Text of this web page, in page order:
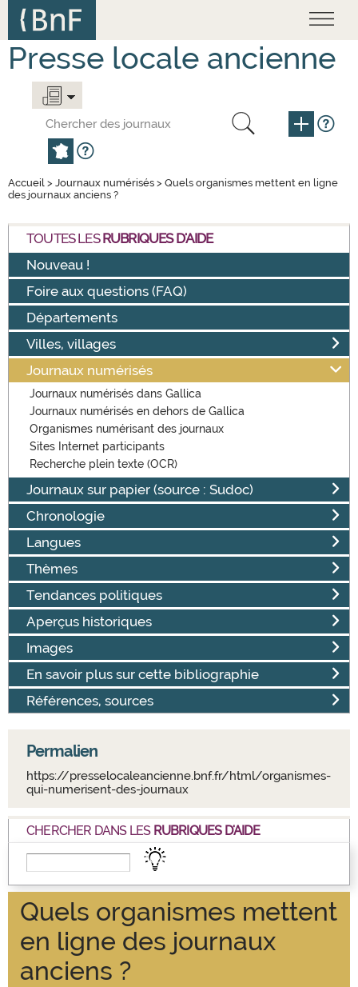
Presse locale ancienne
Accueil > Journaux numérisés > Quels organismes mettent en ligne
des journaux anciens ?
TOUTES LESRUBRIQUES D'AIDE
Nouveau !
Foire aux questions (FAQ)
Départements
Villes, villages
Journaux numérisés
Journaux numérisés dans Gallica
Journaux numérisés en dehors de Gallica
Organismes numérisant des journaux
Sites Internet participants
Recherche plein texte (OCR)
Journaux sur papier (source : Sudoc)
Chronologie
Langues
Thèmes
Tendances politiques
Aperçus historiques
Images
En savoir plus sur cette bibliographie
Références, sources
Permalien
https://presselocaleancienne.bnf.fr/html/organismes-
qui-numerisent-des-journaux
CHERCHER DANS LES RUBRIQUES D'AIDE
Quels organismes mettent
en ligne des journaux
anciens ?
Panneau de gestion des cookies